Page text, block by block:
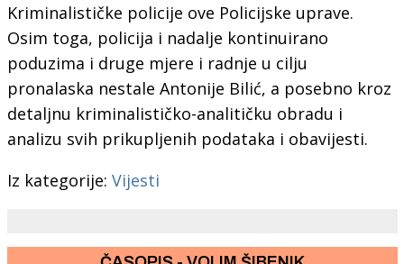
Kriminalističke policije ove Policijske uprave.
Osim toga, policija i nadalje kontinuirano
poduzima i druge mjere i radnje u cilju
pronalaska nestale Antonije Bilić, a posebno kroz
detaljnu kriminalističko-analitičku obradu i
analizu svih prikupljenih podataka i obavijesti.
Iz kategorije: Vijesti